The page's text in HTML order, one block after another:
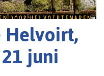
Helvoirt,
juni